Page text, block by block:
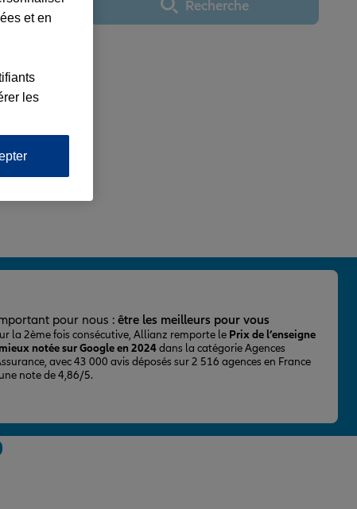
Utiliser ma positionRecherche
pour nous :être les meilleurs pour vous
la 2ème fois consécutive, Allianz remporte le Prix de l’enseigne
notée sur Google en 2024dans la catégorie Agences
avec 43 000 avis déposés sur 2 516 agences en France
note de 4,86/5.
et en
les